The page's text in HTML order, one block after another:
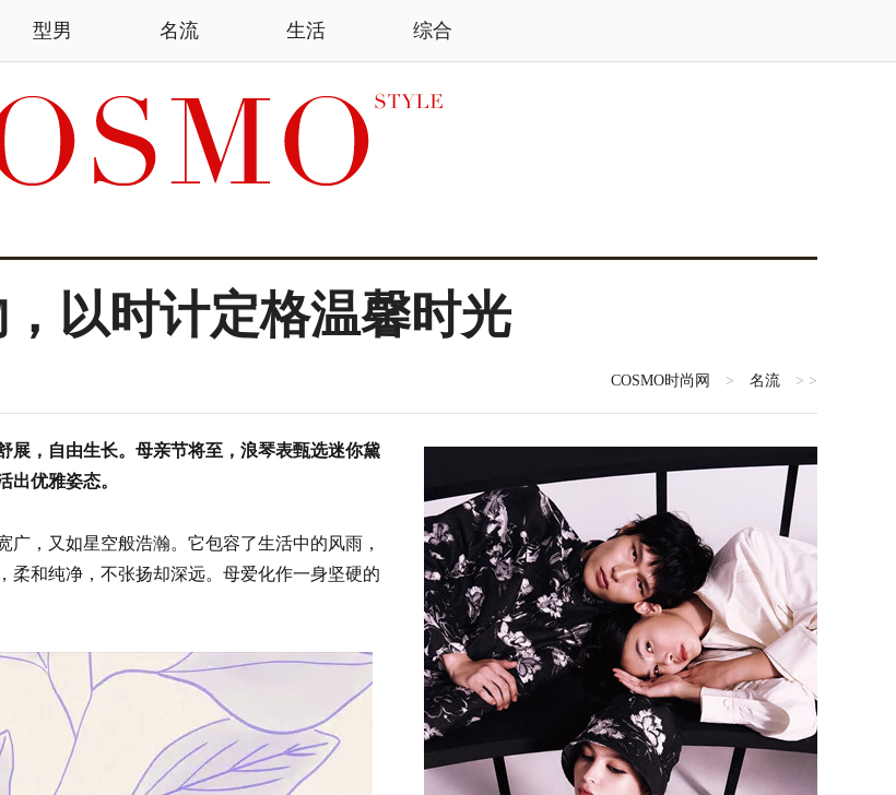
型男 名流 生活 综合
以时计定格温馨时光
COSMO时尚网 > 名流 > >
展，自由生长。母亲节将至，浪琴表甄选迷你黛
出优雅姿态。
，又如星空般浩瀚。它包容了生活中的风雨，
柔和纯净，不张扬却深远。母爱化作一身坚硬的